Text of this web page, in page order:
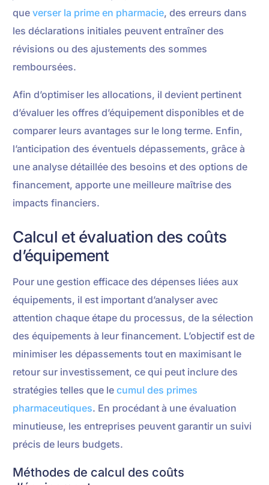
queverser la prime en pharmacie, des erreurs dans
les déclarations initiales peuvent entraîner des
révisions ou des ajustements des sommes
remboursées.
Afin d’optimiser les allocations, il devient pertinent
d’évaluer les offres d’équipement disponibles et de
comparer leurs avantages sur le long terme. Enfin,
l’anticipation des éventuels dépassements, grâce à
une analyse détaillée des besoins et des options de
financement, apporte une meilleure maîtrise des
impacts financiers.
Calcul et évaluation des coûts
d’équipement
Pour une gestion efficace des dépenses liées aux
équipements, il est important d’analyser avec
attention chaque étape du processus, de la sélection
des équipements à leur financement. L’objectif est de
minimiser les dépassements tout en maximisant le
retour sur investissement, ce qui peut inclure des
stratégies telles que lecumul des primes
pharmaceutiques. En procédant à une évaluation
minutieuse, les entreprises peuvent garantir un suivi
précis de leurs budgets.
Méthodes de calcul des coûts